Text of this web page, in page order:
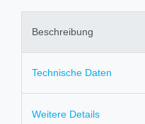
Beschreibung
Technische Daten
Weitere Details